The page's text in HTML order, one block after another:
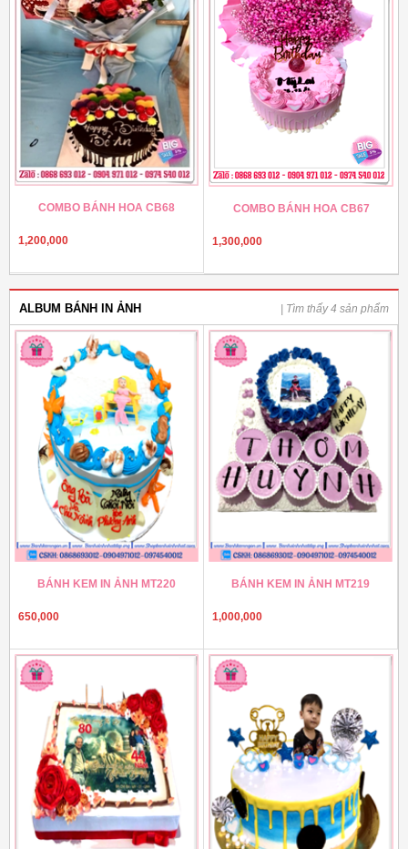
COMBO BÁNH HOA CB68
1,200,000
COMBO BÁNH HOA CB67
1,300,000
ALBUM BÁNH IN ẢNH | Tìm thấy 4 sản phẩm
BÁNH KEM IN ẢNH MT220
650,000
BÁNH KEM IN ẢNH MT219
1,000,000